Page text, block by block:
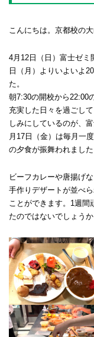
こんにちは。京都校の大
4月12日（日）富士ゼミ
日（月）よりいよいよ
た。
朝7:30の開校から22:00
充実した日々を過ごし
しみにしているのが、
月17日（金）は毎月一
の夕食が振舞われました
ビーフカレーや唐揚げ
手作りデザートが並べ
ことができます。1週間
たのではないでしょうか